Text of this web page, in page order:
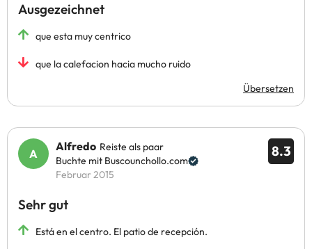
Ausgezeichnet
que esta muy centrico
que la calefacion hacia mucho ruido
Übersetzen
8.3
Alfredo Reiste als paar
Buchte mit Buscounchollo.com
Februar 2015
Sehr gut
Está en el centro. El patio de recepción.